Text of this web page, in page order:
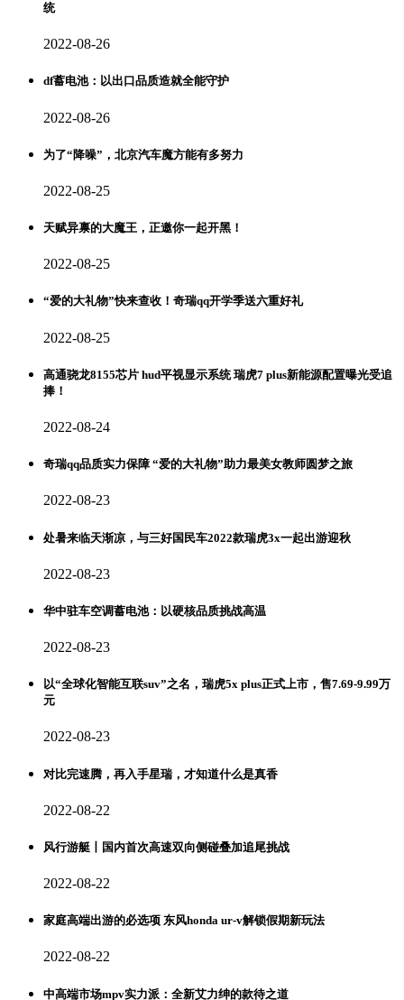
统
2022-08-26
df蓄电池：以出口品质造就全能守护
2022-08-26
为了“降噪”，北京汽车魔方能有多努力
2022-08-25
天赋异禀的大魔王，正邀你一起开黑！
2022-08-25
“爱的大礼物”快来查收！奇瑞qq开学季送六重好礼
2022-08-25
高通骁龙8155芯片 hud平视显示系统 瑞虎7 plus新能源配置曝光受追
捧！
2022-08-24
奇瑞qq品质实力保障 “爱的大礼物”助力最美女教师圆梦之旅
2022-08-23
处暑来临天渐凉，与三好国民车2022款瑞虎3x一起出游迎秋
2022-08-23
华中驻车空调蓄电池：以硬核品质挑战高温
2022-08-23
以“全球化智能互联suv”之名，瑞虎5x plus正式上市，售7.69-9.99万
元
2022-08-23
对比完速腾，再入手星瑞，才知道什么是真香
2022-08-22
风行游艇丨国内首次高速双向侧碰叠加追尾挑战
2022-08-22
家庭高端出游的必选项 东风honda ur-v解锁假期新玩法
2022-08-22
中高端市场mpv实力派：全新艾力绅的款待之道